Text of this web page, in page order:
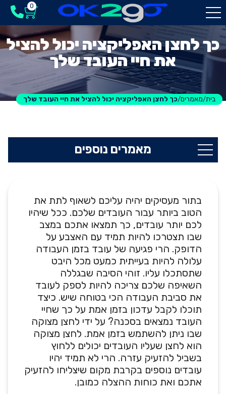
0
כך לחצן האפליקציה יכול להציל
את חיי העובד שלך
בית/מאמרים/כך לחצן האפליקציה יכול להציל את חיי העובד שלך
מאמרים נוספים
בתור מעסיקים יהיה עליכם לשאוף לתת את
הטוב ביותר עבור העובדים שלכם. ככל שיהיו
לכם יותר עובדים, כך תמצאו אתכם במצב
שבו תצטרכו להיות תמיד עם האצבע על
הדופק. הרי פגיעה של עובד בזמן העבודה
עלולה להיות בעייתית כמעט מכל היבט
שתסתכלו עליו. זוהי הסיבה שבגללה
השאיפה שלכם צריכה להיות לספק לעובד
את סביבת העבודה הכי בטוחה שיש. כיצד
תוכלו לקבל עדכון בזמן אמת על כך שחיי
העובד נמצאים בסכנה? על ידי לחצן מצוקה
שבו ניתן להשתמש בזמן אמת. לחצן מצוקה
הוא לחצן שעליו העובדים יכולים ללחוץ
בשביל להזעיק עזרה. הרי לא תמיד יהיו
עובדים נוספים בקרבת מקום שיצליחו להזעיק
אתכם ואת כוחות ההצלה כמובן.